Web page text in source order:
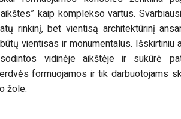
kaip komplekso vartus.
rinkinį, bet vientisą architektūrinį
vientisas ir monumentalus. Išskirtiniu
vidinėje aikštėje ir sukūrė
formuojamos ir tik darbuotojams
žole.